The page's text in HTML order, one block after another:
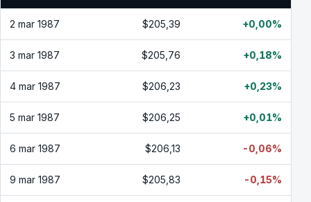
2 mar 1987 $205,39 +0,00%
3 mar 1987 $205,76 +0,18%
4 mar 1987 $206,23 +0,23%
5 mar 1987 $206,25 +0,01%
6 mar 1987 $206,13 -0,06%
9 mar 1987 $205,83 -0,15%